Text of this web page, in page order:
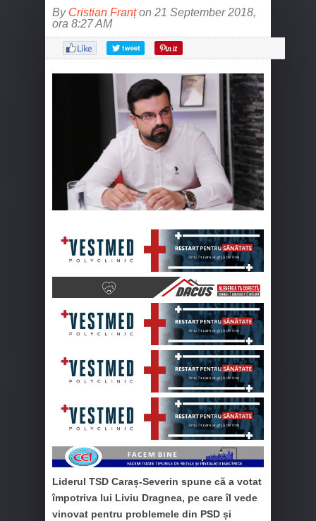
By Cristian Franțon 21 September 2018,
ora 8:27 AM
Liderul TSD Caraș-Severin spune că a votat
împotriva lui Liviu Dragnea, pe care îl vede
vinovat pentru problemele din PSD și